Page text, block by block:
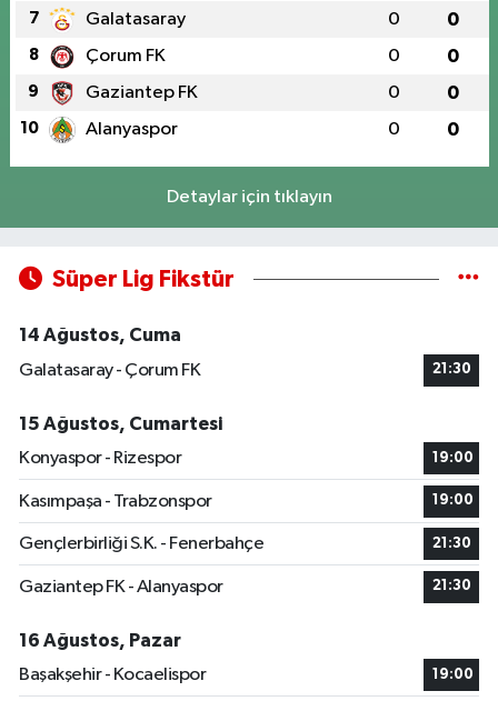
7 Galatasaray 0 0
8 Çorum FK 0 0
9 Gaziantep FK 0 0
10 Alanyaspor 0 0
Detaylar için tıklayın
Süper Lig Fikstür
14 Ağustos, Cuma
Galatasaray - Çorum FK
21:30
15 Ağustos, Cumartesi
Konyaspor - Rizespor
19:00
Kasımpaşa - Trabzonspor 19:00
Gençlerbirliği S.K. - Fenerbahçe 21:30
Gaziantep FK - Alanyaspor 21:30
16 Ağustos, Pazar
Başakşehir - Kocaelispor
19:00